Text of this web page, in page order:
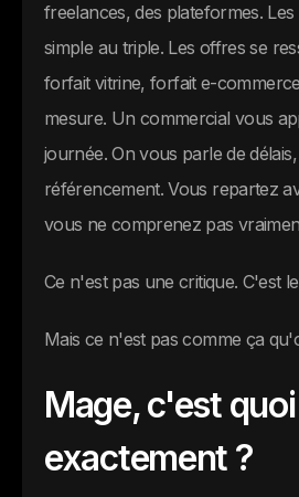
freelances, des plateformes.
simple au triple. Les offres se
forfait vitrine, forfait e-
mesure. Un commercial vous
journée. On vous parle de
référencement. Vous repartez
vous ne comprenez pas
Ce n'est pas une critique. C'est
Mais ce n'est pas comme ça
Mage, c'est quoi
exactement ?